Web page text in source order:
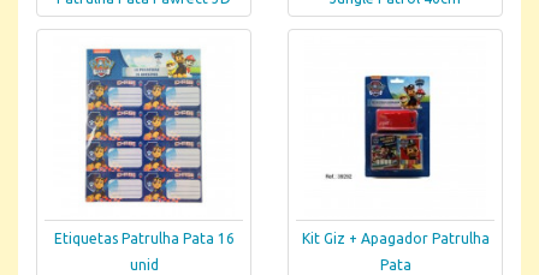
Etiquetas Patrulha Pata 16
unid
Kit Giz + Apagador Patrulha
Pata